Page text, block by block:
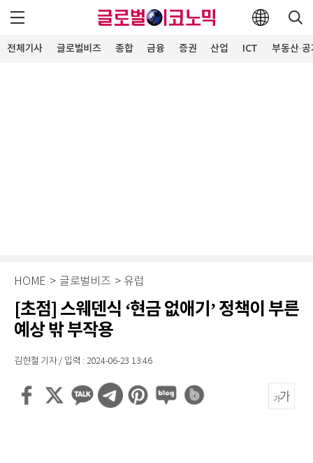
전체기사 글로벌비즈 종합 금융 증권 산업 ICT 부동산·
HOME > 글로벌비즈 > 유럽
[초점] 스웨덴식 ‘현금 없애기’ 정책이 부른
예상 밖 부작용
김현철 기자 / 입력 : 2024-06-23 13:46